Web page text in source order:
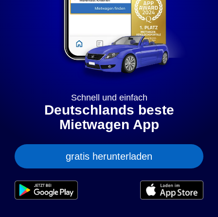
„anpassen” können Sie Ihre persönlichen Präferenzen
festlegen. Dies ist auch nachträglich jederzeit möglich. Mit
dem Klick auf „Nur notwendige Cookies” werden lediglich
technisch notwendige Cookies gespeichert.
Anpassen Geht klar
Schnell und einfach
Deutschlands beste
Mietwagen App
gratis herunterladen